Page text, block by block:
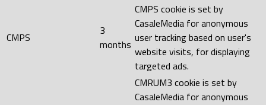
CMPS
3
months
CMPS cookie is set by
CasaleMedia for anonymous
user tracking based on user's
website visits, for displaying
targeted ads.
CMRUM3 cookie is set by
CasaleMedia for anonymous